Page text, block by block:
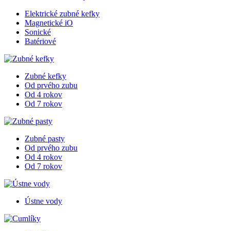
Elektrické zubné kefky
Magnetické iO
Sonické
Batériové
Zubné kefky
Od prvého zubu
Od 4 rokov
Od 7 rokov
Zubné pasty
Od prvého zubu
Od 4 rokov
Od 7 rokov
Ústne vody